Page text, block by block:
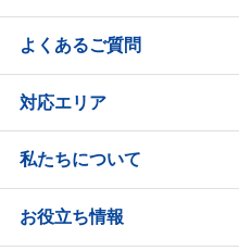
よくあるご質問
対応エリア
私たちについて
お役立ち情報